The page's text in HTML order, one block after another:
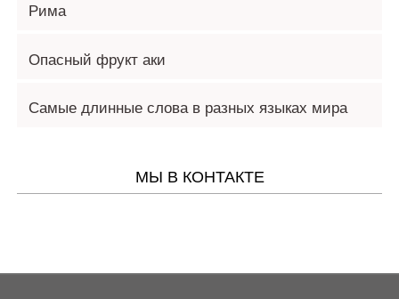
Рима
Опасный фрукт аки
Самые длинные слова в разных языках мира
МЫ В КОНТАКТЕ